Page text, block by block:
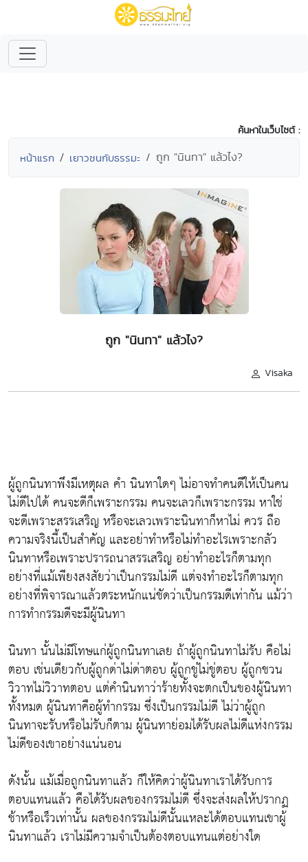
ค้นหาในเว็บไซต์ :
หน้าแรก เยาวชนกับธรรมะ ถูก "นินทา" แล้วไง?
ถูก "นินทา" แล้วไง?
Visaka
ผู้ถูกนินทาพึงมีเหตุผล คำ นินทาใดๆ ไม่อาจทำคนดีให้เป็นคน
ไม่ดีไปได้ คนจะดีก็เพราะกรรม คนจะเลวก็เพราะกรรม หาใช่
จะดีเพราะสรรเสริญ หรือจะเลวเพราะนินทาก็หาไม่ ควร ถือ
ความจริงนี้เป็นสำคัญ และอย่าทำหรือไม่ทำอะไรเพราะกลัว
นินทาหรือเพราะปรารถนาสรรเสริญ อย่าทำอะไรก็ตามทุก
อย่างที่แม้เพียงสงสัยว่าเป็นกรรมไม่ดี แต่จงทำอะไรก็ตามทุก
อย่างที่พิจารณาแล้วตระหนักแน่ชัดว่าเป็นกรรมดีเท่ากัน แม้ว่า
การทำกรรมดีจะมีผู้นินทา
นินทา นั้นไม่มีโทษแก่ผู้ถูกนินทาเลย ถ้าผู้ถูกนินทาไม่รับ คือไม่
ตอบ เช่นเดียวกับผู้ถูกด่าไม่ด่าตอบ ผู้ถูกขู่ไม่ขู่ตอบ ผู้ถูกชวน
วิวาทไม่วิวาทตอบ แต่คำนินทาว่าร้ายทั้งจะตกเป็นของผู้นินทา
ทั้งหมด ผู้นินทาคือผู้ทำกรรม ซึ่งเป็นกรรมไม่ดี ไม่ว่าผู้ถูก
นินทาจะรับหรือไม่รับก็ตาม ผู้นินทาย่อมได้รับผลไม่ดีแห่งกรรม
ไม่ดีของเขาอย่างแน่นอน
ดังนั้น แม้เมื่อถูกนินทาแล้ว ก็ให้คิดว่าผู้นินทาเราได้รับการ
ตอบแทนแล้ว คือได้รับผลของกรรมไม่ดี ซึ่งจะส่งผลให้ปรากฏ
ช้าหรือเร็วเท่านั้น ผลของกรรมไม่ดีนั้นแหละได้ตอบแทนเขาผู้
นินทาแล้ว เราไม่มีความจำเป็นต้องตอบแทนแต่อย่างใด